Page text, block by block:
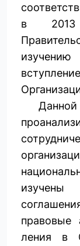
в 2013
изучены
ления в